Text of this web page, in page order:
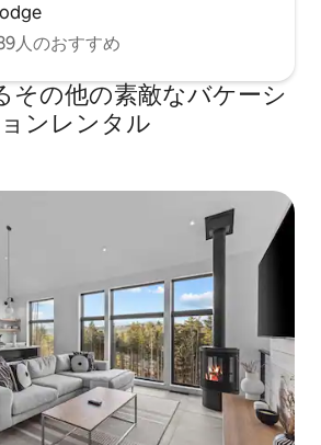
人のおすすめ
その他の素敵なバケーシ
ョンレンタル